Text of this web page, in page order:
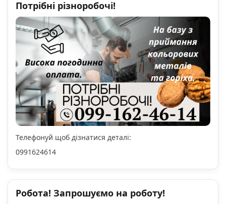
Потрібні різноробочі!
Телефонуй щоб дізнатися деталі:
0991624614
Робота! Запрошуємо на роботу!